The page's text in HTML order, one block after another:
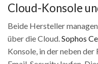
Cloud-Konsole
Beide Hersteller
über die Cloud. Sophos
Konsole, in der neben der